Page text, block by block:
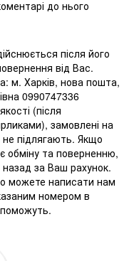
до нього
після його
від Вас.
м. Харків, нова пошта,
0990747336
(після
замовлені на
підлягають. Якщо
обміну та поверненню,
за Ваш рахунок.
можете написати нам
номером в